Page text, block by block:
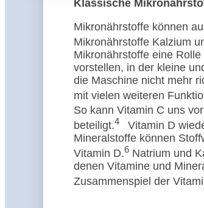
Klassische
Mikronährstoffe können
Mikronährstoffe Kalzium
Mikronährstoffe eine
vorstellen, in der kleine
die Maschine nicht mehr
mit vielen weiteren
So kann Vitamin C uns
beteiligt.4 Vitamin D
Mineralstoffe können
Vitamin D.6 Natrium und
denen Vitamine und
Zusammenspiel der